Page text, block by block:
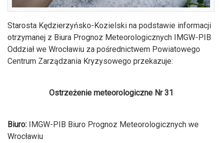
Starosta Kędzierzyńsko-Kozielski na podstawie informacji
otrzymanej z Biura Prognoz Meteorologicznych IMGW-PIB
Oddział we Wrocławiu za pośrednictwem Powiatowego
Centrum Zarządzania Kryzysowego przekazuje:
Ostrzeżenie meteorologiczne Nr 31
Biuro:
IMGW-PIB Biuro Prognoz Meteorologicznych we
Wrocławiu